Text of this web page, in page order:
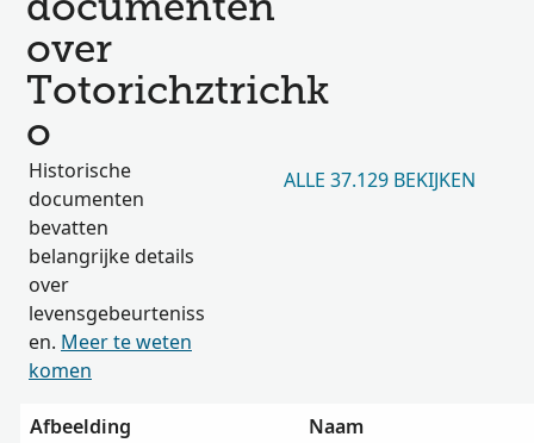
documenten
over
Totorichztrichk
o
Historische
documenten
bevatten
belangrijke details
over
levensgebeurteniss
en. Meer te weten
komen
ALLE 37.129 BEKIJKEN
Afbeelding
Naam